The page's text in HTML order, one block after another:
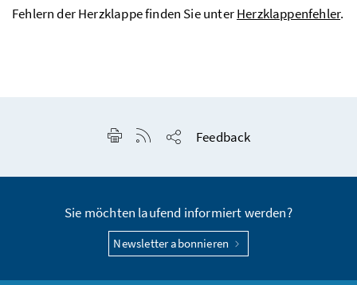
Fehlern der Herzklappe finden Sie unterHerzklappenfehler.
Seite drucken
RSS-Feed anzeigen
Feedback
Sie möchten laufend informiert werden?
Newsletter abonnieren